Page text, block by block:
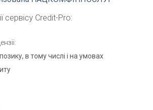
сервісу Credit-Pro:
в тому числі і на умовах